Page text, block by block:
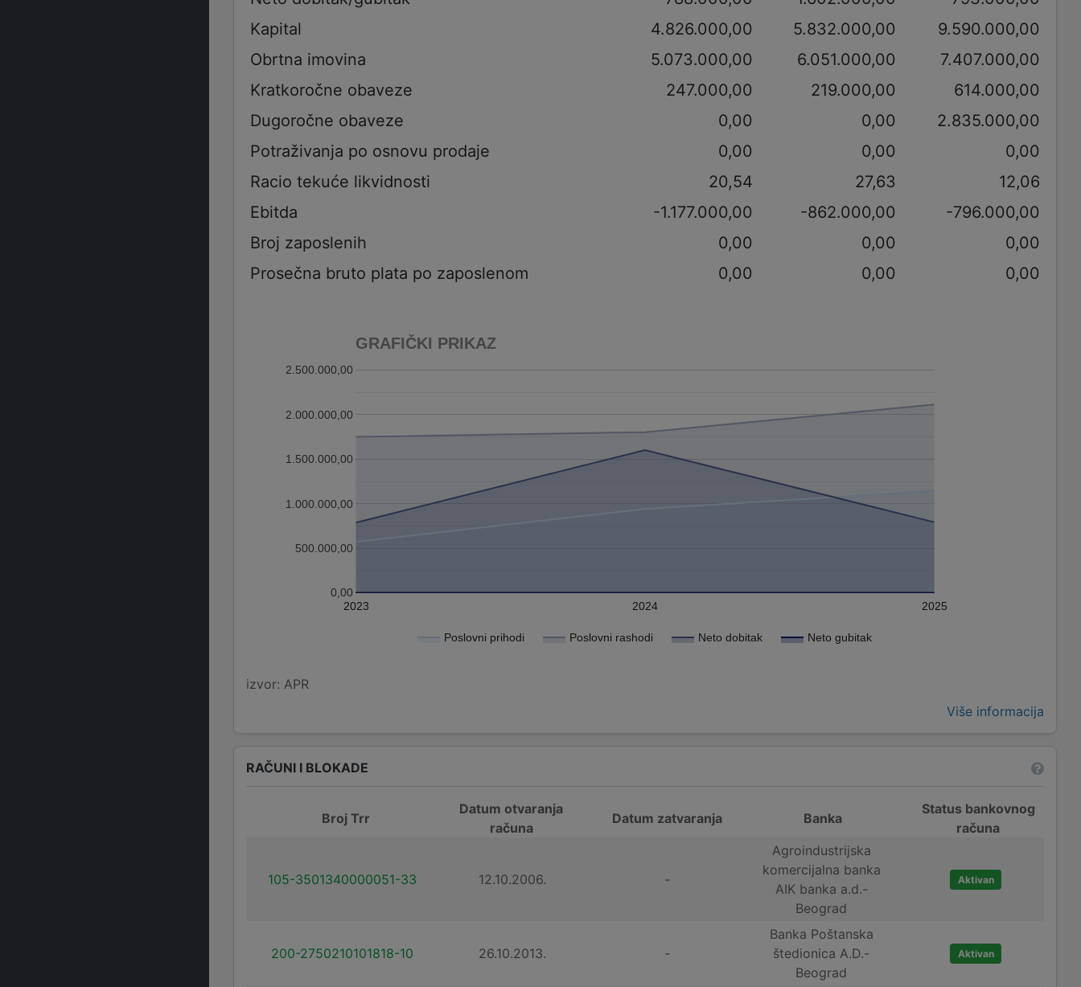
Kapital
4.826.000,00 5.832.000,00
9.590.000,00
Obrtna imovina
5.073.000,00 6.051.000,00
7.407.000,00
Kratkoročne obaveze
247.000,00 219.000,00
614.000,00
Dugoročne obaveze
0,00 0,00
2.835.000,00
Potraživanja po osnovu prodaje
0,00 0,00
0,00
Racio tekuće likvidnosti
20,54 27,63
12,06
Ebitda
-1.177.000,00 -862.000,00
-796.000,00
Broj zaposlenih
0,00 0,00
0,00
Prosečna bruto plata po zaposlenom
0,00 0,00 0,00
GRAFIČKI PRIKAZ
Poslovni prihodi Poslovni rashodi Neto dobitak Neto gubitak
2023 2024 2025
0,00
500.000,00
1.000.000,00
1.500.000,00
2.000.000,00
2.500.000,00
izvor: APR
Više informacija
RAČUNI I BLOKADE
Broj Trr
Datum otvaranja
računa
Datum zatvaranja Banka
Status bankovnog
računa
105-3501340000051-33 12.10.2006. -
Agroindustrijska
komercijalna banka
AIK banka a.d.-
Beograd
Aktivan
200-2750210101818-10 26.10.2013. -
Banka Poštanska
štedionica A.D.-
Beograd
Aktivan